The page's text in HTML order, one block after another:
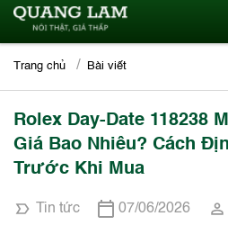
Trang chủ Bài viết
Rolex Day-Date 118238
Giá Bao Nhiêu? Cách
Trước Khi Mua
Tin tức 07/06/2026